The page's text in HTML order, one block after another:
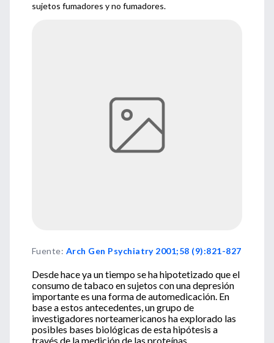
sujetos fumadores y no fumadores.
Fuente: Arch Gen Psychiatry 2001;58 (9):821-827
Desde hace ya un tiempo se ha hipotetizado que el
consumo de tabaco en sujetos con una depresión
importante es una forma de automedicación. En
base a estos antecedentes, un grupo de
investigadores norteamericanos ha explorado las
posibles bases biológicas de esta hipótesis a
través de la medición de las proteínas